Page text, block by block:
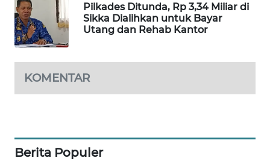
Pilkades Ditunda, Rp 3,34 Miliar di
Sikka Dialihkan untuk Bayar
Utang dan Rehab Kantor
KOMENTAR
Berita Populer
ALPERKLINAS
FORJASIDA
TAMBANG
NEWS
NEWS